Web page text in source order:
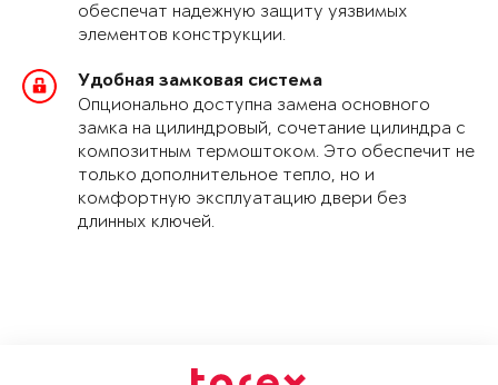
обеспечат надежную защиту уязвимых
элементов конструкции.
Удобная замковая система
Опционально доступна замена основного
замка на цилиндровый, сочетание цилиндра с
композитным термоштоком. Это обеспечит не
только дополнительное тепло, но и
комфортную эксплуатацию двери без
длинных ключей.